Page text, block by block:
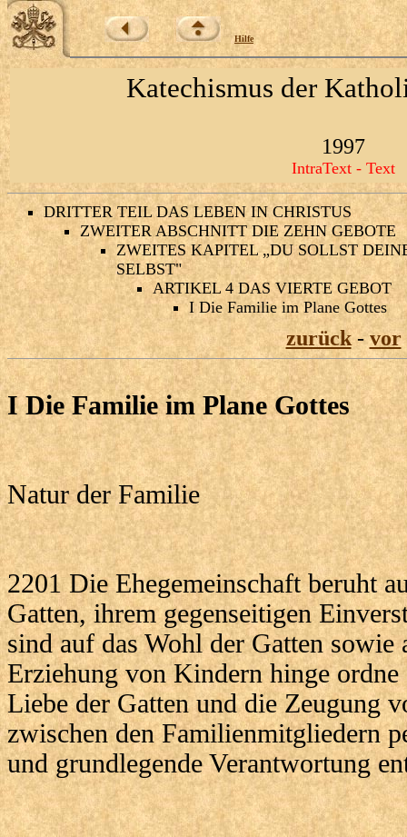
Hilfe
Katechismus der
1997
IntraText - Text
DRITTER TEIL DAS LEBEN IN CHRISTUS
ZWEITER ABSCHNITT DIE ZEHN GEBOTE
ZWEITES KAPITEL „DU SOLLST
SELBST"
ARTIKEL 4 DAS VIERTE GEBOT
I Die Familie im Plane Gottes
zurück-vor
I Die Familie im Plane Gottes
Natur der Familie
2201 Die Ehegemeinschaft beruht
Gatten, ihrem gegenseitigen
sind auf das Wohl der Gatten sowie
Erziehung von Kindern hinge
Liebe der Gatten und die Zeugung
zwischen den Familienmitgliedern
und grundlegende Verantwortung